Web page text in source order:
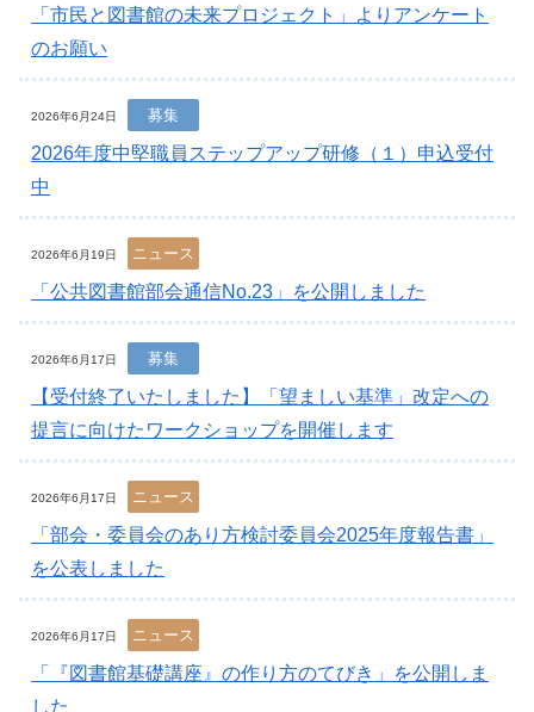
「市民と図書館の未来プロジェクト」よりアンケート
のお願い
2026年6月24日 募集
2026年度中堅職員ステップアップ研修（１）申込受付
中
2026年6月19日 ニュース
「公共図書館部会通信No.23」を公開しました
2026年6月17日 募集
【受付終了いたしました】「望ましい基準」改定への
提言に向けたワークショップを開催します
2026年6月17日 ニュース
「部会・委員会のあり方検討委員会2025年度報告書」
を公表しました
2026年6月17日 ニュース
「『図書館基礎講座』の作り方のてびき」を公開しま
した